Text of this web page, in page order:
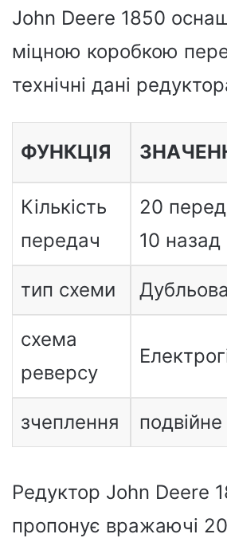
John Deere 1850
міцною коробкою
технічні дані
ФУНКЦІЯ
Кількість
передач
20
10 назад
тип схеми
схема
реверсу
зчеплення
Редуктор John Deere
пропонує вражаючі